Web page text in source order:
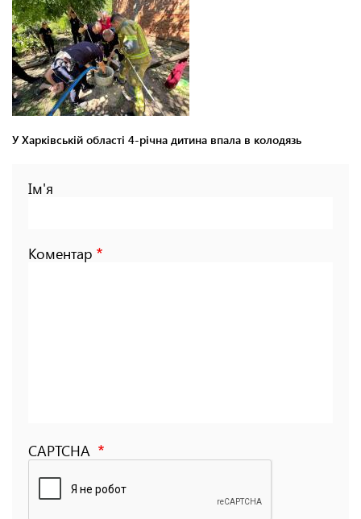
У Харківській області 4-річна дитина впала в колодязь
Ім'я
Коментар
CAPTCHA